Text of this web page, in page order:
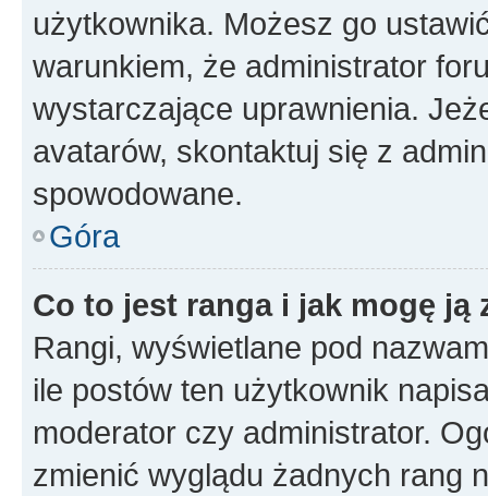
użytkownika. Możesz go
warunkiem, że administrator
wystarczające uprawnienia.
avatarów, skontaktuj się z
spowodowane.
Góra
Co to jest ranga i jak mogę ją
Rangi, wyświetlane pod
ile postów ten użytkownik
moderator czy administrator.
zmienić wyglądu żadnych rang